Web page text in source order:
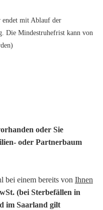
endet mit Ablauf der
Die Mindestruhefrist kann von
oder Sie
oder Partnerbaum
bei einem bereits von Ihnen
(bei Sterbefällen in
im Saarland gilt